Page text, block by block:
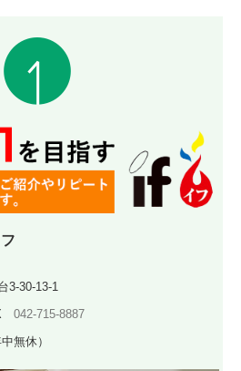
3-30-13-1
042-715-8887
無休）